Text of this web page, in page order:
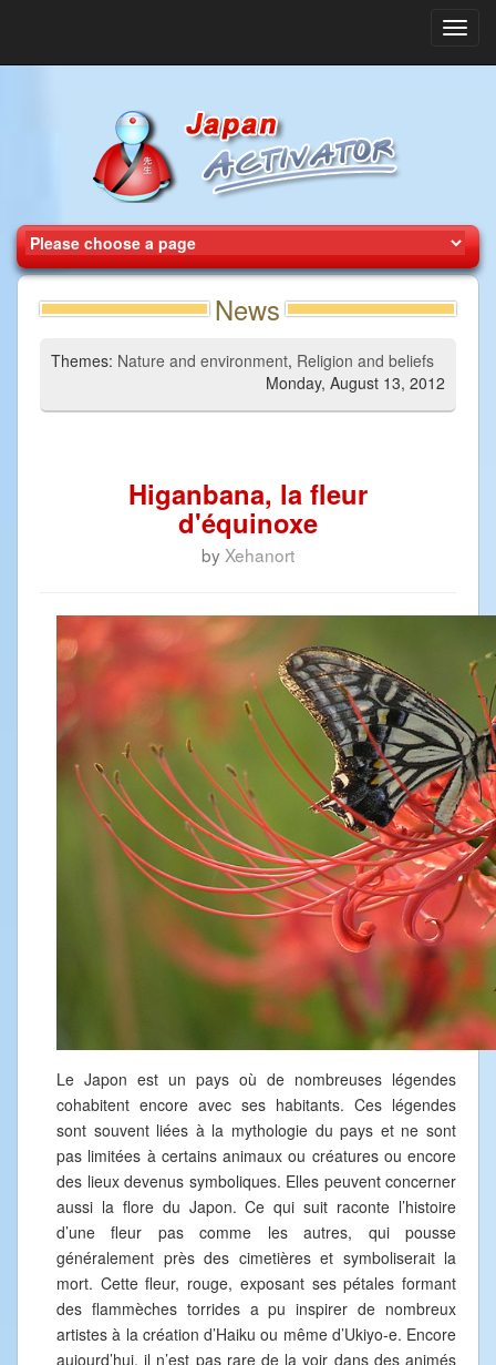
News
Themes: Nature and environment, Religion and beliefs
Monday, August 13, 2012
Higanbana, la fleur
d'équinoxe
by Xehanort
Le Japon est un pays où de nombreuses légendes
cohabitent encore avec ses habitants. Ces légendes
sont souvent liées à la mythologie du pays et ne sont
pas limitées à certains animaux ou créatures ou encore
des lieux devenus symboliques. Elles peuvent concerner
aussi la flore du Japon. Ce qui suit raconte l’histoire
d’une fleur pas comme les autres, qui pousse
généralement près des cimetières et symboliserait la
mort. Cette fleur, rouge, exposant ses pétales formant
des flammèches torrides a pu inspirer de nombreux
artistes à la création d’Haiku ou même d’Ukiyo-e. Encore
aujourd’hui, il n’est pas rare de la voir dans des animés